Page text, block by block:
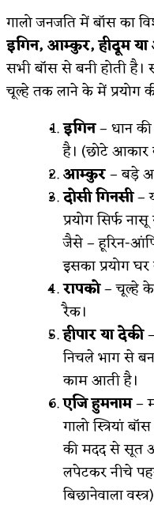
गालो जनजति में बॉस का
इगिन, आम्कुर, हीदूम
सभी बॉस से बनी होती
चूल्हे तक लाने के में प्रयोग
इगिन– धान की
है। (छोटे आकार
आम्कुर– बड़े
दोसी गिनसी–
प्रयोग सिर्फ
जैसे – हूरिन-
इसका प्रयोग
रापको– चूल्हे के
रैक।
हीपार या देकी
निचले भाग से
काम आती है।
एजि हुमनाम–
गालो स्त्रियां
की मदद से सूत
लपेटकर नीचे
बिछानेवाला